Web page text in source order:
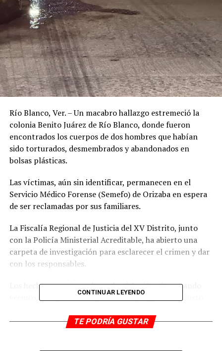
Río Blanco, Ver. – Un macabro hallazgo estremeció la
colonia Benito Juárez de Río Blanco, donde fueron
encontrados los cuerpos de dos hombres que habían
sido torturados, desmembrados y abandonados en
bolsas plásticas.
Las víctimas, aún sin identificar, permanecen en el
Servicio Médico Forense (Semefo) de Orizaba en espera
de ser reclamadas por sus familiares.
La Fiscalía Regional de Justicia del XV Distrito, junto
con la Policía Ministerial Acreditable, ha abierto una
carpeta de investigación para esclarecer el crimen y dar
con los responsables.
Los hechos ocurrieron la noche del miércoles, cuando
vecinos de la privada López Mateos, esquina con Justo
humanos en bolsas negras abandonadas en la vía
CONTINUAR LEYENDO
TE PODRÍA GUSTAR